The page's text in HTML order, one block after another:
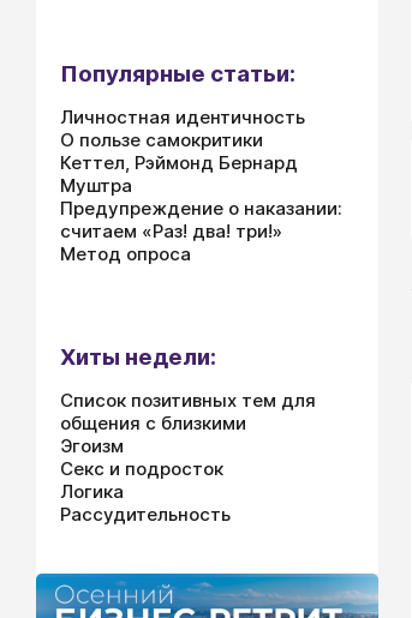
Популярные статьи:
Личностная идентичность
О пользе самокритики
Кеттел, Рэймонд Бернард
Муштра
Предупреждение о наказании:
считаем «Раз! два! три!»
Метод опроса
Хиты недели:
Список позитивных тем для
общения с близкими
Эгоизм
Секс и подросток
Логика
Рассудительность